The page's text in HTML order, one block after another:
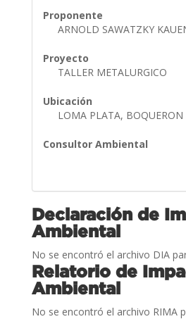
Proponente
ARNOLD SAWATZKY
Proyecto
TALLER METALURGICO
Ubicación
LOMA PLATA, BOQUERON
Consultor Ambiental
Declaración de
Ambiental
No se encontró el archivo DIA
Relatorio de
Ambiental
No se encontró el archivo RIMA